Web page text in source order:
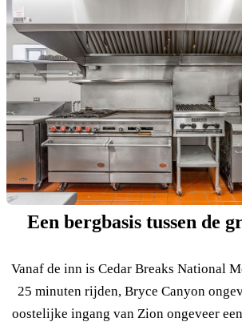
Een bergbasis tussen de
Vanaf de inn is Cedar Breaks National
25 minuten rijden, Bryce Canyon
oostelijke ingang van Zion ongeveer